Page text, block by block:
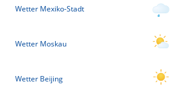
Wetter Mexiko-Stadt
Wetter Moskau
Wetter Beijing